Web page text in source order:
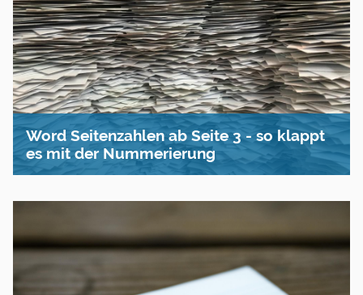
Word Seitenzahlen ab Seite 3 - so klappt
es mit der Nummerierung